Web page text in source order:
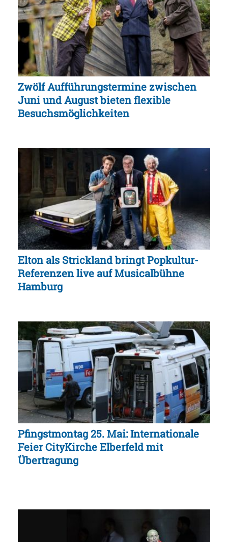
Zwölf Aufführungstermine zwischen
Juni und August bieten flexible
Besuchsmöglichkeiten
Elton als Strickland bringt Popkultur-
Referenzen live auf Musicalbühne
Hamburg
Pfingstmontag 25. Mai: Internationale
Feier CityKirche Elberfeld mit
Übertragung